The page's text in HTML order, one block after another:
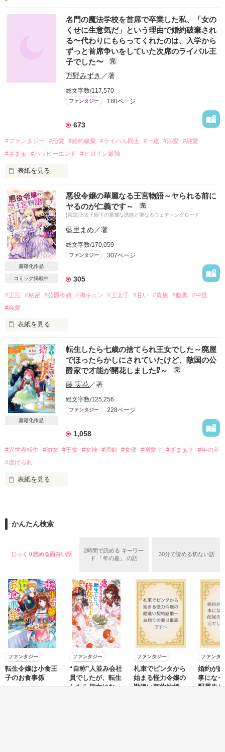
名門の魔法学校を首席で卒業した私、「女の
くせに生意気だ」という理由で婚約破棄され
る〜代わりにもらってくれたのは、入学から
ずっと首席争いをしていた次席のライバル王
子でした〜
完
万野みずき ／著
総文字数/117,570
ファンタジー 180ページ
673
#ファンタジー #恋愛 #婚約破棄 #ライバル同士 #一途 #溺愛 #純愛
#ざまぁ
#ハッピーエンド #ヒロイン最強
表紙を見る
名門の魔法学校に通う伯爵令嬢のローズマリー。
魔法が大好きな彼女は、魔法学校で誰よりも努力を重ねて、入
学からずっと首席を維持し続けている。
そして周りの目も気にせずに魔法に没頭し続けて、やがて首席
のまま卒業を果たすと、卒業パーティーの当日に婚約者から婚
約破棄を告げられてしまった。
「男を立てられん妻など不要だ」
男尊女卑で男を立てる時代、能力のありすぎる女性は嫌悪され
名門の魔法学校を首席で卒業したローズマリーは女のくせに生
意気という理由で婚約破棄され、多くの男子生徒たちからも嫉
まった。
「じゃあ、代わりに僕がもらおうかな」
それは、入学からずっとローズマリーの背中を追い続けてきた
次席の第二王子だった。
作品を読む
書籍化作品
コミック掲載中
悪役令嬢の華麗なる王宮物語～ヤられる前に
ヤるのが仁義です～
完
[原題]王太子殿下の華麗な誘惑と聖なるウェディングロード
藍里まめ ／著
総文字数/170,059
ファンタジー 307ページ
305
#王宮 #秘密 #公爵令嬢 #胸キュン #王太子 #甘い #貴族 #腹黒 #中世
#純愛
表紙を見る
※文庫は冒頭から半分ほど全く違うストーリーとなっておりま
す。
文庫には書き下ろし番外編がついています。
原題:王太子殿下の華麗な誘惑と
聖なるウェディングロード
こんな私でも、あなたのようになれますか……？
したたかでウブな公爵令嬢は、魅惑な王太子の手ほどきを受
け、清らかな愛に沈む。
「君に敵を作らない方法を教えたい。俺についておいで。肌を
ジー。
2018．2．27　完結
作品を読む
書籍化作品
転生したら七歳の捨てられ王女でした～廃屋
でほったらかしにされていたけど、敵国の公
爵家で才能が開花しました⁉～
完
藤 実花／著
総文字数/125,256
ファンタジー 228ページ
1,058
#異世界転生 #幼女 #王女 #女神 #演劇 #女優 #溺愛？ #ざまぁ？
#年の差
#虐げられ
表紙を見る
粗末な廃屋に押し込められ虐げられていたルキアは、母国の敗
った。
の憧れの人に激似のダリオンは、極度の人嫌い。彼の祖母、カ
トレアは引きこもり……と、エスカーダ公爵家にはいろいろな
旧題「廃屋の捨てられ姫は、敵国のワケあり公爵家で予想外に
愛されています」
＊START＊  2021.11.13～
   ＊END＊  2021.12.  1
かんたん検索
じっくり読める面白い話
2時間で読める キーワー
ド 「年の差」 の話
30分で読める切ない話
ファンタジー
転生令嬢は小食王
子のお食事係
ファンタジー
“自称”人並み会社
員でしたが、転生
したら侍女になり
ファンタジー
札束でビンタから
始まる怪力令嬢の
勘違い契約結婚～
ファンタ
婚約が
事にな
配属先